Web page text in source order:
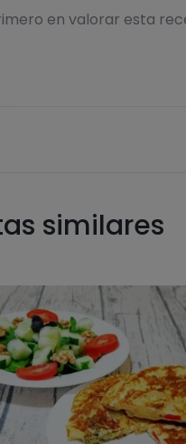
en valorar esta
similares